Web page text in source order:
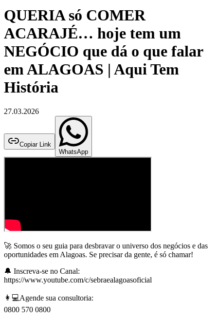
QUERIA só COMER
ACARAJÉ… hoje tem um
NEGÓCIO que dá o que falar
em ALAGOAS | Aqui Tem
História
27.03.2026
Copiar Link
WhatsApp
🚀 Somos o seu guia para desbravar o universo dos negócios e das
oportunidades em Alagoas. Se precisar da gente, é só chamar!
🔔 Inscreva-se no Canal:
https://www.youtube.com/c/sebraealagoasoficial
👩💻Agende sua consultoria:
0800 570 0800